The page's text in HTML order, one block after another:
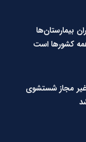
بیمارستان‌ها
کشورها است
مجاز شستشوی